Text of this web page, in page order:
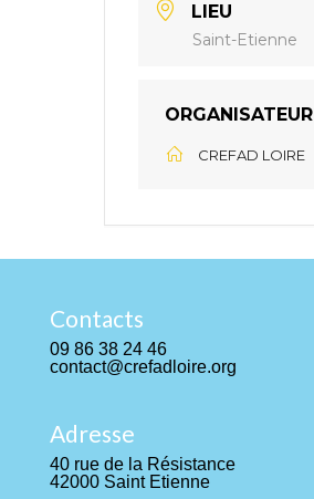
LIEU
Saint-Etienne
ORGANISATEUR
CREFAD LOIRE
Contacts
09 86 38 24 46
contact@crefadloire.org
Adresse
40 rue de la Résistance
42000 Saint Etienne